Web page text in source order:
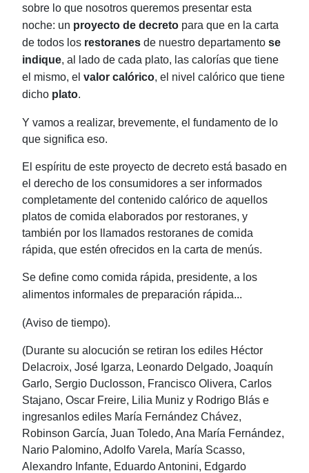
sobre lo que nosotros queremos presentar esta
noche: un proyecto de decreto para que en la carta
de todos los restoranes de nuestro departamento se
indique, al lado de cada plato, las calorías que tiene
el mismo, el valor calórico, el nivel calórico que tiene
dicho plato.
Y vamos a realizar, brevemente, el fundamento de lo
que significa eso.
El espíritu de este proyecto de decreto está basado en
el derecho de los consumidores a ser informados
completamente del contenido calórico de aquellos
platos de comida elaborados por restoranes, y
también por los llamados restoranes de comida
rápida, que estén ofrecidos en la carta de menús.
Se define como comida rápida, presidente, a los
alimentos informales de preparación rápida...
(Aviso de tiempo).
(Durante su alocución se retiran los ediles Héctor
Delacroix, José Igarza, Leonardo Delgado, Joaquín
Garlo, Sergio Duclosson, Francisco Olivera, Carlos
Stajano, Oscar Freire, Lilia Muniz y Rodrigo Blás e
ingresanlos ediles María Fernández Chávez,
Robinson García, Juan Toledo, Ana María Fernández,
Nario Palomino, Adolfo Varela, María Scasso,
Alexandro Infante, Eduardo Antonini, Edgardo